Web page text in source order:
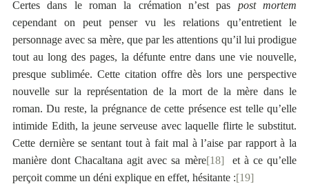
Certes dans le roman la crémation n’est pas post
mortem
cependant on peut penser vu les relations qu’entretient le
personnage avec sa mère, que par les attentions qu’il lui prodigue
tout au long des pages, la défunte entre dans une vie nouvelle,
presque sublimée. Cette citation offre dès lors une perspective
nouvelle sur la représentation de la mort de la mère dans le
roman. Du reste, la prégnance de cette présence est telle qu’elle
intimide Edith, la jeune serveuse avec laquelle flirte le substitut.
Cette dernière se sentant tout à fait mal à l’aise par rapport à la
manière dont Chacaltana agit avec sa mère[18] et à ce qu’elle
perçoit comme un déni explique en effet, hésitante :[19]